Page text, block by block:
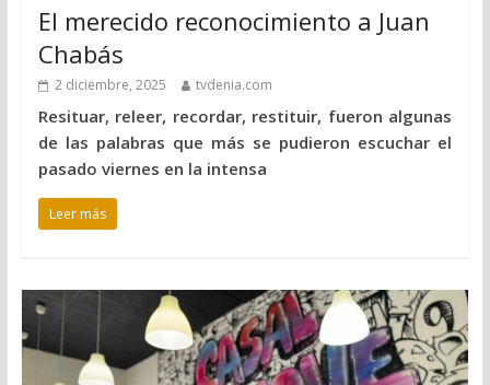
El merecido reconocimiento a Juan
Chabás
2 diciembre, 2025 tvdenia.com
Resituar, releer, recordar, restituir, fueron algunas
de las palabras que más se pudieron escuchar el
pasado viernes en la intensa
Leer más